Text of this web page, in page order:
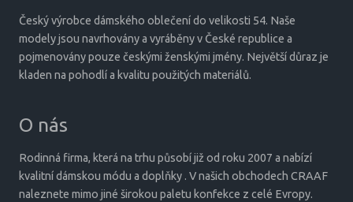
Český výrobce dámského oblečení do velikosti 54. Naše
modely jsou navrhovány a vyráběny v České republice a
pojmenovány pouze českými ženskými jmény. Největší důraz je
kladen na pohodlí a kvalitu použitých materiálů.
O nás
Rodinná firma, která na trhu působí již od roku 2007 a nabízí
kvalitní dámskou módu a doplňky . V našich obchodech CRAAF
naleznete mimo jiné širokou paletu konfekce z celé Evropy.